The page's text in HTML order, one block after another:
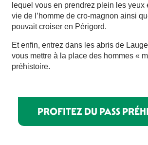
lequel vous en prendrez plein les yeux
vie de l’homme de cro-magnon ainsi
pouvait croiser en Périgord.
Et enfin, entrez dans les abris de
vous mettre à la place des hommes «
préhistoire.
PROFITEZ DU PASS